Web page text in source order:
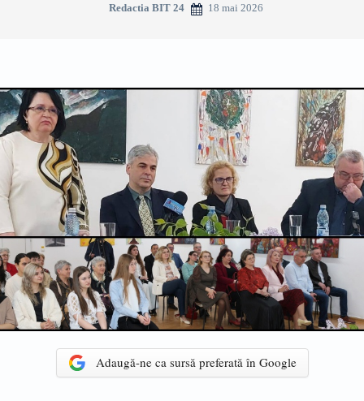
Redactia BIT 24 18 mai 2026
Adaugă-ne ca sursă preferată în Google